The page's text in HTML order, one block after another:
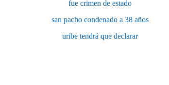
fue crimen de estado
san pacho condenado a 38 años
uribe tendrá que declarar